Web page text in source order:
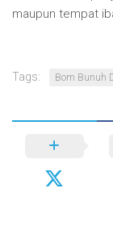
maupun tempat
Tags: Bom Bunuh